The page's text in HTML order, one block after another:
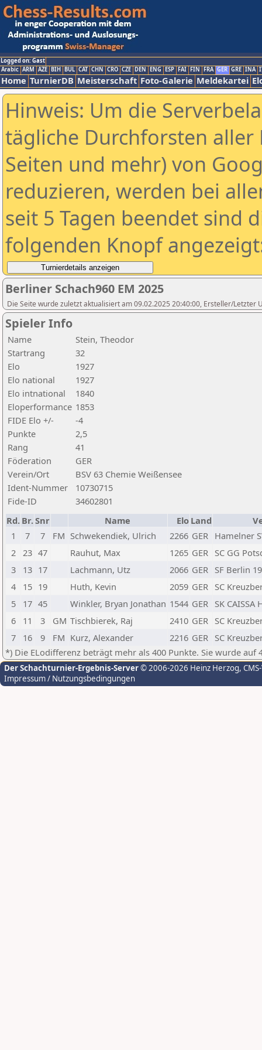
Logged on: Gast
Arabic ARM AZE BIH BUL CAT CHN CRO CZE DEN ENG ESP FAI FIN FRA GER GRE INA
Home TurnierDB Meisterschaft Foto-Galerie Meldekartei
Hinweis: Um die
tägliche Durchforsten aller
Seiten und mehr) von
reduzieren, werden bei
seit 5 Tagen beendet sind
folgenden Knopf
Berliner Schach960 EM 2025
Die Seite wurde zuletzt aktualisiert am 09.02.2025 20:40:00, Ersteller/Letzter
Spieler Info
Name
Stein, Theodor
Startrang
32
Elo
1927
Elo national
1927
Elo intnational
1840
Eloperformance 1853
FIDE Elo +/-
-4
Punkte
2,5
Rang
41
Föderation
GER
Verein/Ort
BSV 63 Chemie Weißensee
Ident-Nummer
10730715
Fide-ID
34602801
Rd. Br.Snr Name Elo Land
1
7 7 FM Schwekendiek, Ulrich 2266 GER Hamelner
2
23 47 Rauhut, Max 1265 GER SC GG
3
13 17 Lachmann, Utz 2066 GER SF Berlin
4
15 19 Huth, Kevin 2059 GER SC
5
17 45 Winkler, Bryan Jonathan 1544 GER SK
6
11 3 GM Tischbierek, Raj 2410 GER SC
7
16 9 FM Kurz, Alexander 2216 GER SC
*) Die ELodifferenz beträgt mehr als 400 Punkte. Sie wurde auf
Der Schachturnier-Ergebnis-Server© 2006-2026 Heinz Herzog,
Impressum / Nutzungsbedingungen